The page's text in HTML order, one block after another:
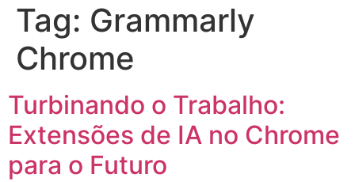
Tag: Grammarly
Chrome
Turbinando o Trabalho:
Extensões de IA no Chrome
para o Futuro